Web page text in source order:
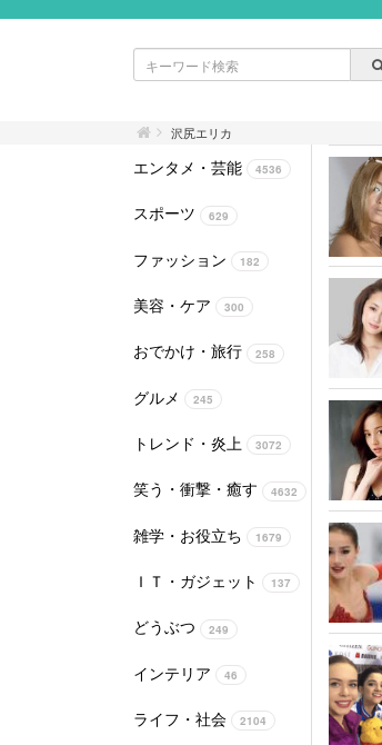
沢尻エリカ
エンタメ・芸能 4536
スポーツ 629
ファッション 182
美容・ケア 300
おでかけ・旅行 258
グルメ 245
トレンド・炎上 3072
笑う・衝撃・癒す 4632
雑学・お役立ち 1679
ＩＴ・ガジェット 137
どうぶつ 249
インテリア 46
ライフ・社会 2104